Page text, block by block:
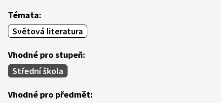
Témata:
Světová literatura
Vhodné pro stupeň:
Střední škola
Vhodné pro předmět: